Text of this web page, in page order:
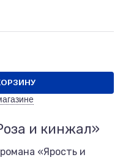
и кинжал»
«Ярость и